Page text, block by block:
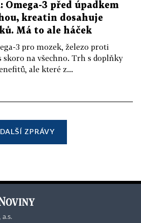
Omega-3 před úpadkem
kreatin dosahuje
Má to ale háček
3 pro mozek, železo proti
skoro na všechno. Trh s doplňky
ale které z...
DALŠÍ ZPRÁVY
a.s.